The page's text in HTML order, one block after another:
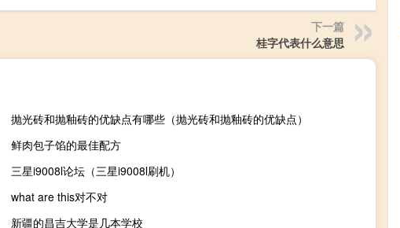
下一篇
桂字代表什么意思
抛光砖和抛釉砖的优缺点有哪些（抛光砖和抛釉砖的优缺点）
鲜肉包子馅的最佳配方
三星i9008l论坛（三星i9008l刷机）
what are this对不对
新疆的昌吉大学是几本学校